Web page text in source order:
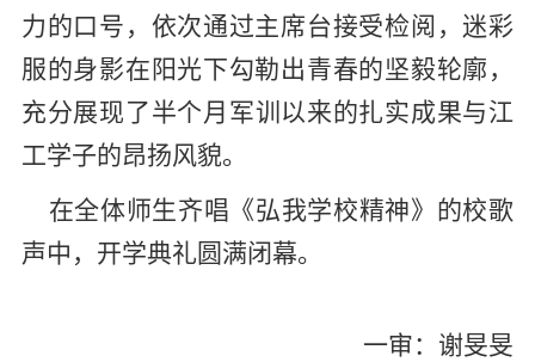
力的口号，依次通过主席台接受检阅，迷彩
服的身影在阳光下勾勒出青春的坚毅轮廓，
充分展现了半个月军训以来的扎实成果与江
工学子的昂扬风貌。
在全体师生齐唱《弘我学校精神》的校歌
声中，开学典礼圆满闭幕。
一审：谢旻旻